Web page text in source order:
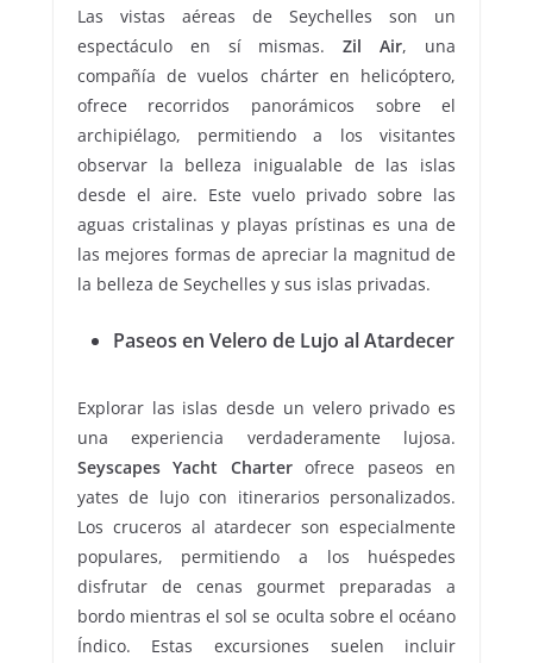
Las vistas aéreas de Seychelles son un
espectáculo en sí mismas.Zil Air, una
compañía de vuelos chárter en helicóptero,
ofrece recorridos panorámicos sobre el
archipiélago, permitiendo a los visitantes
observar la belleza inigualable de las islas
desde el aire. Este vuelo privado sobre las
aguas cristalinas y playas prístinas es una de
las mejores formas de apreciar la magnitud de
la belleza de Seychelles y sus islas privadas.
Paseos en Velero de Lujo al Atardecer
Explorar las islas desde un velero privado es
una experiencia verdaderamente lujosa.
Seyscapes Yacht Charterofrece paseos en
yates de lujo con itinerarios personalizados.
Los cruceros al atardecer son especialmente
populares, permitiendo a los huéspedes
disfrutar de cenas gourmet preparadas a
bordo mientras el sol se oculta sobre el océano
Índico. Estas excursiones suelen incluir